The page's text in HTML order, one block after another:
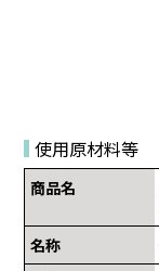
使用原材料等
商品名
名称